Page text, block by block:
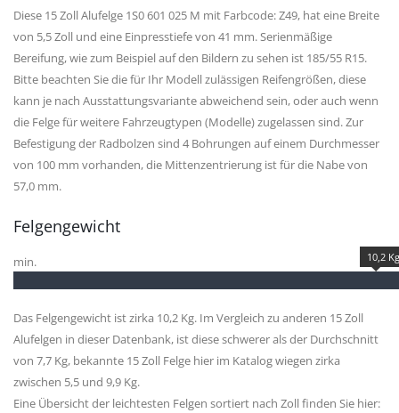
Diese 15 Zoll Alufelge 1S0 601 025 M mit Farbcode: Z49, hat eine Breite
von 5,5 Zoll und eine Einpresstiefe von 41 mm. Serienmäßige
Bereifung, wie zum Beispiel auf den Bildern zu sehen ist 185/55 R15.
Bitte beachten Sie die für Ihr Modell zulässigen Reifengrößen, diese
kann je nach Ausstattungsvariante abweichend sein, oder auch wenn
die Felge für weitere Fahrzeugtypen (Modelle) zugelassen sind. Zur
Befestigung der Radbolzen sind 4 Bohrungen auf einem Durchmesser
von 100 mm vorhanden, die Mittenzentrierung ist für die Nabe von
57,0 mm.
Felgengewicht
min. 10,2
Das Felgengewicht ist zirka 10,2 Kg. Im Vergleich zu anderen 15 Zoll
Alufelgen in dieser Datenbank, ist diese schwerer als der Durchschnitt
von 7,7 Kg, bekannte 15 Zoll Felge hier im Katalog wiegen zirka
zwischen 5,5 und 9,9 Kg.
Eine Übersicht der leichtesten Felgen sortiert nach Zoll finden Sie hier: